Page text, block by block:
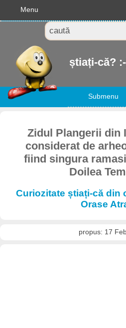
Menu
știați-că?
Submenu
Zidul Plangerii din
considerat de
fiind singura
Doilea
Curiozitate știați-că din
Orase
propus: 17